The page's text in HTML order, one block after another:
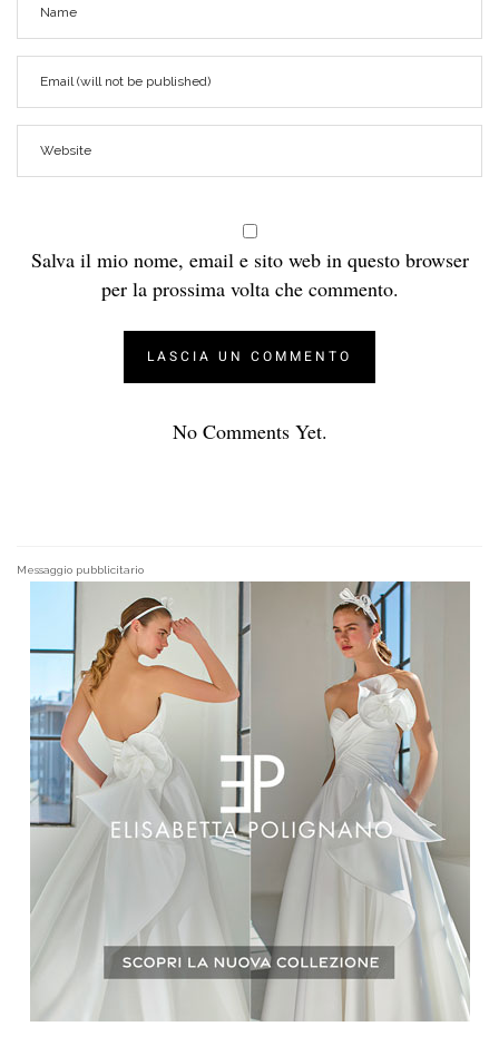
Salva il mio nome, email e sito web in questo browser
per la prossima volta che commento.
No Comments Yet.
Messaggio pubblicitario